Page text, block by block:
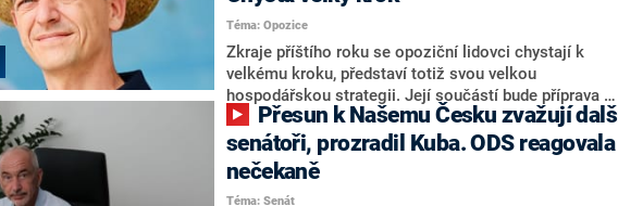
V čele státu pak podle něj nemůže být člověk, který by
střetem zájmů omezoval čerpání financí a rozvoj,
dodal. Řešení u Andreje Babiše ale hodnotit nechtěl.
Téma: Opozice
Zkraje příštího roku se opoziční lidovci chystají k
velkému kroku, představí totiž svou velkou
hospodářskou strategii. Její součástí bude příprava na
stárnutí populace, řekl ve středu na setkání s novináři
nový předseda lidovců Jan Grolich. Ten zároveň v
senátních volbách kandiduje ve Vyškově. Popsal i
aktivitu opozice, o níž vládní strany nebo političtí
senátoři, prozradil Kuba. ODS reagovala
nečekaně
Téma: Senát